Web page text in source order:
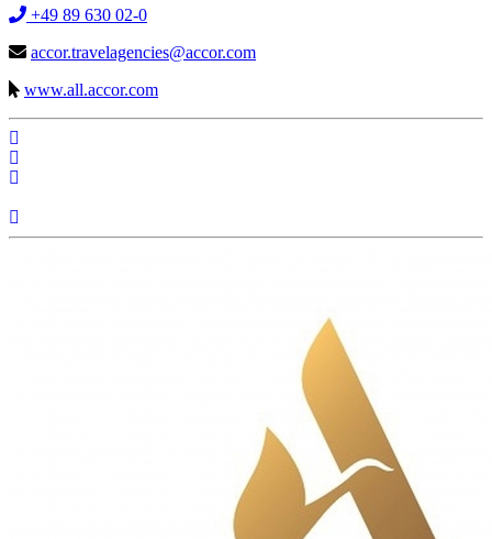
+49 89 630 02-0
accor.travelagencies@accor.com
www.all.accor.com